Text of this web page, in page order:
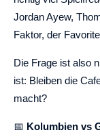
Jordan Ayew,
Faktor, der
Die Frage ist also
ist: Bleiben die
macht?
📅 Kolumbien vs